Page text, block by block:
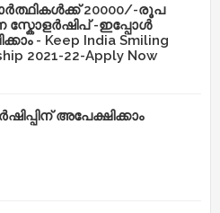
20000/-രൂപ
സ്കോളർഷിപ് -ഇപ്പോൾ
- Keep India Smiling
2021-22-Apply Now
അപേക്ഷിക്കാം